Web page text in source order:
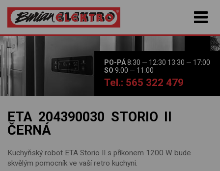
PO-PÁ8:30 — 12:30 13:30 — 17:00
SO 9:00 — 11:00
Tel.: 565 322 479
ETA 204390030 STORIO II
ČERNÁ
Kuchyňský robot ETA Storio II s příkonem 1200 W bude
skvělým pomocník ve vaší retro kuchyni.